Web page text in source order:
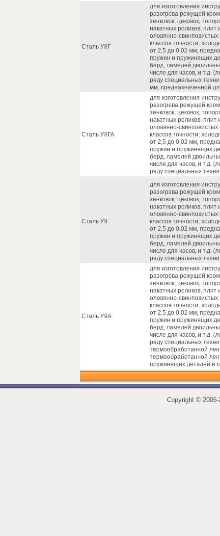
Сталь У8Г
для изготовления
разогрева режущей
зенковок, цековок,
накатных роликов,
оловянно-
классов точности;
от 2,5 до 0,02 мм,
пружин и пружинящих
берд, ламелей
числе для часов, и т.д.
ряду специальных
мм, предназначенной
Сталь У8ГА
для изготовления
разогрева режущей
зенковок, цековок,
накатных роликов,
оловянно-
классов точности;
от 2,5 до 0,02 мм,
пружин и пружинящих
берд, ламелей
числе для часов, и т.д.
ряду специальных
Сталь У9
для изготовления
разогрева режущей
зенковок, цековок,
накатных роликов,
оловянно-
классов точности;
от 2,5 до 0,02 мм,
пружин и пружинящих
берд, ламелей
числе для часов, и т.д.
ряду специальных
Сталь У9А
для изготовления
разогрева режущей
зенковок, цековок,
накатных роликов,
оловянно-
классов точности;
от 2,5 до 0,02 мм,
пружин и пружинящих
берд, ламелей
числе для часов, и т.д.
ряду специальных
термообработанной
термообработанной
пружинящих деталей и
Copyright ©